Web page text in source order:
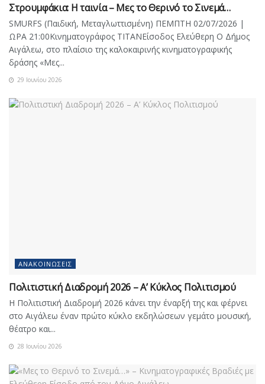
Στρουμφάκια: Η ταινία – Μες το Θερινό το Σινεμά…
SMURFS (Παιδική, Μεταγλωττισμένη) ΠΕΜΠΤΗ 02/07/2026 |
ΩΡΑ 21:00Κινηματογράφος ΤΙΤΑΝΕίσοδος Ελεύθερη Ο Δήμος
Αιγάλεω, στο πλαίσιο της καλοκαιρινής κινηματογραφικής
δράσης «Μες...
29 Ιουνίου 2026
ΑΝΑΚΟΙΝΏΣΕΙΣ
Πολιτιστική Διαδρομή 2026 – Α’ Κύκλος Πολιτισμού
Η Πολιτιστική Διαδρομή 2026 κάνει την έναρξή της και φέρνει
στο Αιγάλεω έναν πρώτο κύκλο εκδηλώσεων γεμάτο μουσική,
θέατρο και...
28 Ιουνίου 2026